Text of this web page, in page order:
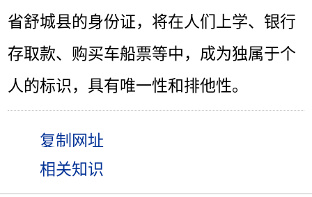
省舒城县的身份证，将在人们上学、银行
存取款、购买车船票等中，成为独属于个
人的标识，具有唯一性和排他性。
相关知识